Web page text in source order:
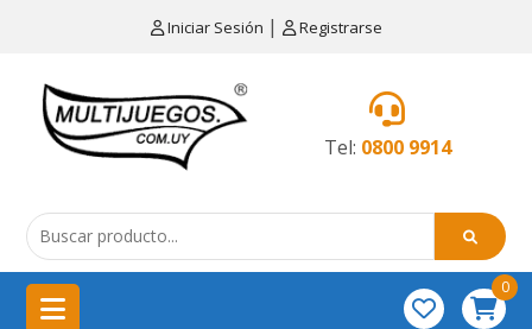
Iniciar Sesión | Registrarse
Tel: 0800 9914
MENÚ
de
cocina
China
importación
0